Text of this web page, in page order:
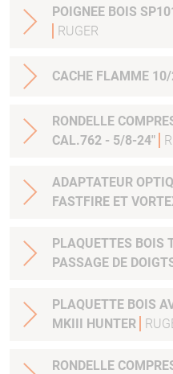
POIGNEE BOIS
RUGER
CACHE FLAMME
RONDELLE
CAL.762 - 5/8-24"
ADAPTATEUR OPTIQUE
FASTFIRE ET
PLAQUETTES BOIS
PASSAGE DE
PLAQUETTE BOIS AVEC PASSAGE DES DOIGTS
MKIII HUNTER
RONDELLE